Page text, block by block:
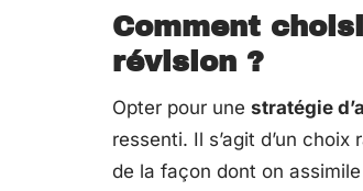
Comment
révision ?
Opter pour une stratégie
ressenti. Il s’agit d’un
de la façon dont on